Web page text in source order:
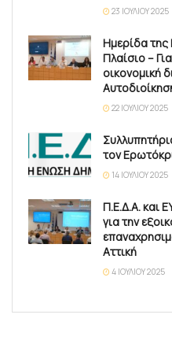
23 ΙΟΥΛΊΟΥ 2025
Ημερίδα της
Πλαίσιο –
οικονομική
22 ΙΟΥΛΊΟΥ 2025
τον
14 ΙΟΥΛΊΟΥ 2025
Π.Ε.Δ.Α. και
για την
Αττική
4 ΙΟΥΛΊΟΥ 2025